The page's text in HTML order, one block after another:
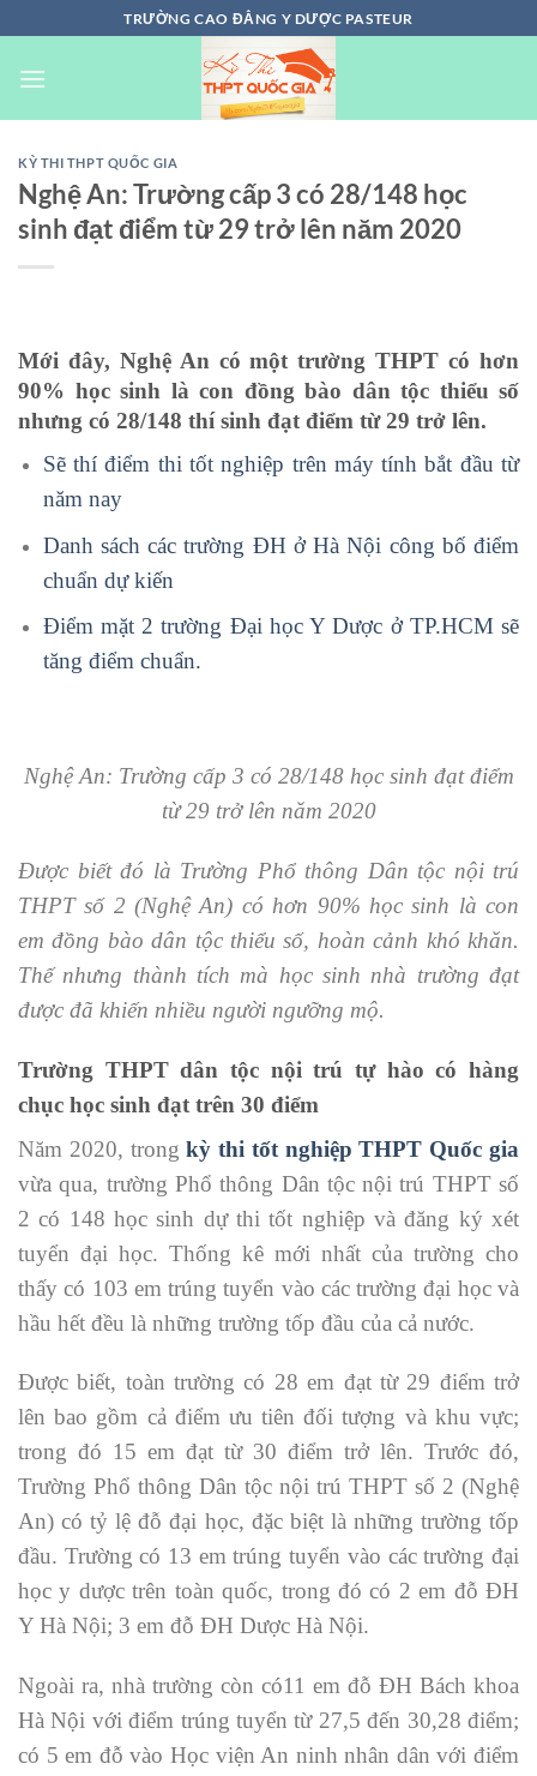
đến
nội
TRƯỜNG CAO ĐẲNG Y DƯỢC PASTEUR
KỲ THI THPT QUỐC GIA
Nghệ An: Trường cấp 3 có 28/148 học
sinh đạt điểm từ 29 trở lên năm 2020
Mới đây, Nghệ An có một trường THPT có hơn
90% học sinh là con đồng bào dân tộc thiểu số
nhưng có 28/148 thí sinh đạt điểm từ 29 trở lên.
Sẽ thí điểm thi tốt nghiệp trên máy tính bắt đầu từ
năm nay
Danh sách các trường ĐH ở Hà Nội công bố điểm
chuẩn dự kiến
Điểm mặt 2 trường Đại học Y Dược ở TP.HCM sẽ
tăng điểm chuẩn.
Nghệ An: Trường cấp 3 có 28/148 học sinh đạt điểm
từ 29 trở lên năm 2020
Được biết đó là Trường Phổ thông Dân tộc nội trú
THPT số 2 (Nghệ An) có hơn 90% học sinh là con
em đồng bào dân tộc thiểu số, hoàn cảnh khó khăn.
Thế nhưng thành tích mà học sinh nhà trường đạt
được đã khiến nhiều người ngưỡng mộ.
Trường THPT dân tộc nội trú tự hào có hàng
chục học sinh đạt trên 30 điểm
Năm 2020, trongkỳ thi tốt nghiệp THPT Quốc gia
vừa qua, trường Phổ thông Dân tộc nội trú THPT số
2 có 148 học sinh dự thi tốt nghiệp và đăng ký xét
tuyển đại học. Thống kê mới nhất của trường cho
thấy có 103 em trúng tuyển vào các trường đại học và
hầu hết đều là những trường tốp đầu của cả nước.
Được biết, toàn trường có 28 em đạt từ 29 điểm trở
lên bao gồm cả điểm ưu tiên đối tượng và khu vực;
trong đó 15 em đạt từ 30 điểm trở lên. Trước đó,
Trường Phổ thông Dân tộc nội trú THPT số 2 (Nghệ
An) có tỷ lệ đỗ đại học, đặc biệt là những trường tốp
đầu. Trường có 13 em trúng tuyển vào các trường đại
học y dược trên toàn quốc, trong đó có 2 em đỗ ĐH
Y Hà Nội; 3 em đỗ ĐH Dược Hà Nội.
Ngoài ra, nhà trường còn có11 em đỗ ĐH Bách khoa
Hà Nội với điểm trúng tuyển từ 27,5 đến 30,28 điểm;
có 5 em đỗ vào Học viện An ninh nhân dân với điểm